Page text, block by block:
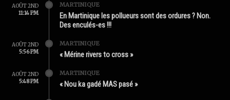
AOÛT 2ND
11:14 PM
MARTINIQUE
En Martinique les pollueurs sont des ordures ? Non.
Des enculés-es !!!
AOÛT 2ND
5:56 PM
MARTINIQUE
« Mérine rivers to cross »
AOÛT 2ND
5:48 PM
MARTINIQUE
« Nou ka gadé MAS pasé »